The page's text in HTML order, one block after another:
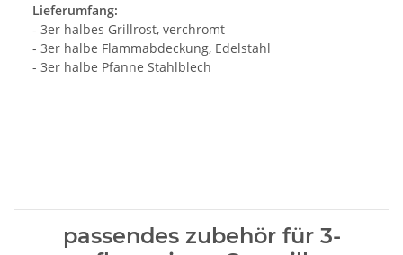
Lieferumfang:
- 3er halbes Grillrost, verchromt
- 3er halbe Flammabdeckung, Edelstahl
- 3er halbe Pfanne Stahlblech
passendes zubehör für 3-